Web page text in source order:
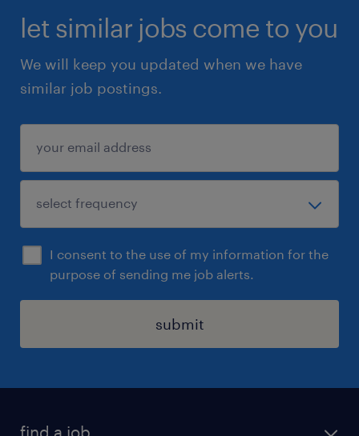
let similar jobs come to you
We will keep you updated when we have
similar job postings.
I consent to the use of my information for the
purpose of sending me job alerts.
submit
find a job